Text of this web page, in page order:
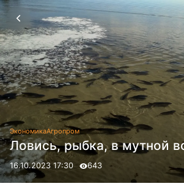
ЭкономикаАгропром
Ловись, рыбка, в мутной
16.10.2023 17:30 643